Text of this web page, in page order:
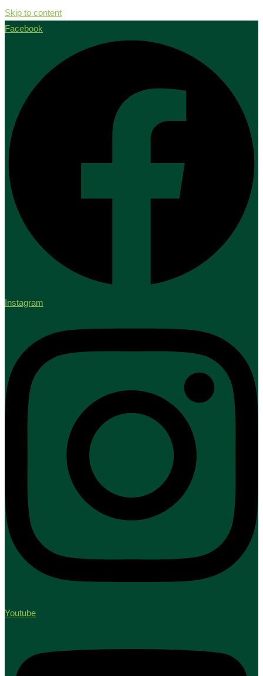
Skip to content
Facebook
Instagram
Youtube